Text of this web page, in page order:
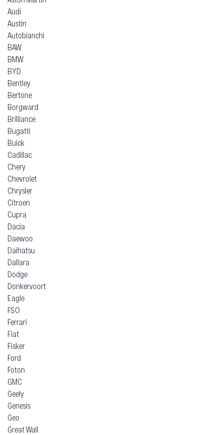
Audi
Austin
Autobianchi
BAW
BMW
BYD
Bentley
Bertone
Borgward
Brilliance
Bugatti
Buick
Cadillac
Chery
Chevrolet
Chrysler
Citroen
Cupra
Dacia
Daewoo
Daihatsu
Dallara
Dodge
Donkervoort
Eagle
FSO
Ferrari
Fiat
Fisker
Ford
Foton
GMC
Geely
Genesis
Geo
Great Wall